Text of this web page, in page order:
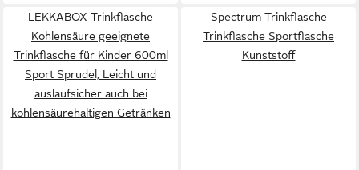
LEKKABOX Trinkflasche
Kohlensäure geeignete
Trinkflasche für Kinder 600ml
Sport Sprudel, Leicht und
auslaufsicher auch bei
kohlensäurehaltigen Getränken
Spectrum Trinkflasche
Trinkflasche Sportflasche
Kunststoff